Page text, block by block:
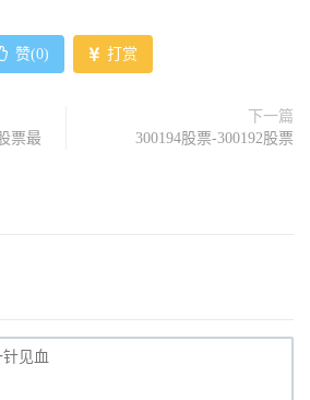
赞(0) 打赏
票最
下一篇
300194股票-300192股票